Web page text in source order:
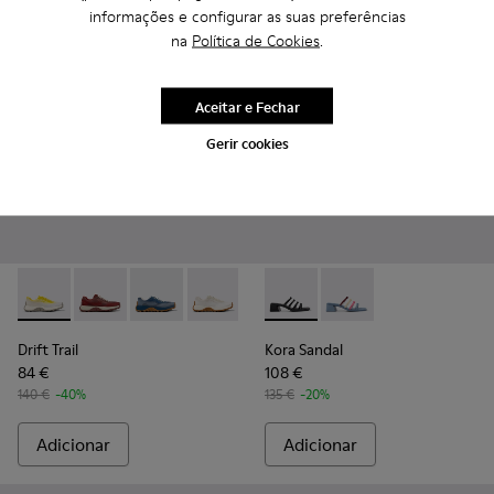
informações e configurar as suas preferências
na Política de Cookies.
Gerir cookies
Aceitar e Fechar
Drift Trail - K201872-003 - Ténis cinzentos em materiais
Drift Trail - K201872-006
Drift Trail - K201872-004
Drift Trail - K201872-001
Drift Trail
84 €
140 € -40%
Adicionar
Kora Sandal - K201911-001
Kora Sandal -
Kora Sandal
108 €
135 € -20%
Adicionar